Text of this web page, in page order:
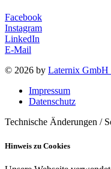
Facebook
Instagram
LinkedIn
E-Mail
© 2026 by Laternix
Impressum
Datenschutz
Technische Änderungen /
Hinweis zu Cookies